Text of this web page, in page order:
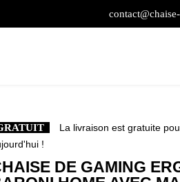
La livraison est gratuite
!
DE GAMING